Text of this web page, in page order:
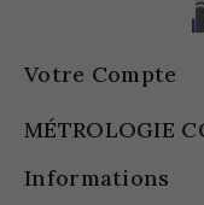
Votre Compte
MÉTROLOGIE
Informations